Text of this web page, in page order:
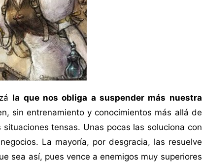
la que nos obliga a suspender más nuestra
sin entrenamiento y conocimientos más allá de
tensas. Unas pocas las soluciona con
La mayoría, por desgracia, las resuelve
sea así, pues vence a enemigos muy superiores